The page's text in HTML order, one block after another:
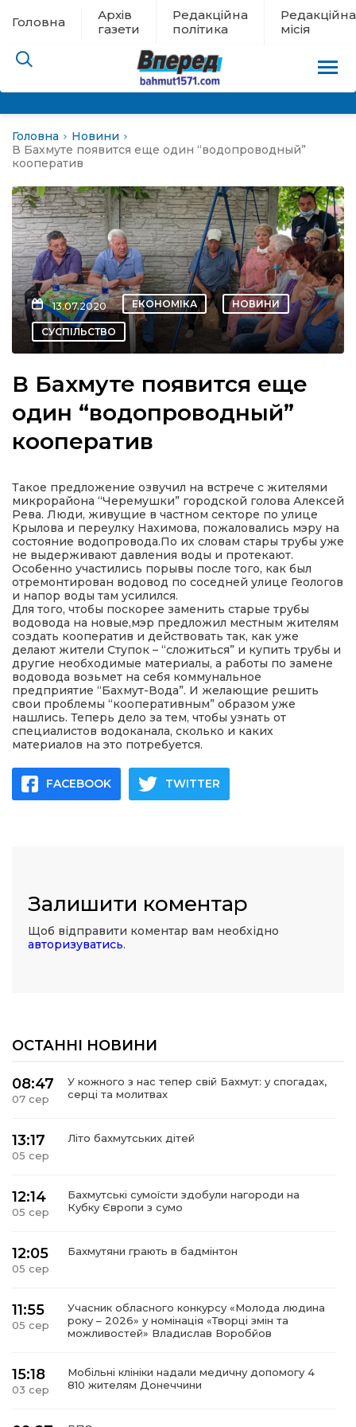
Головна
Архів
газети
Редакційна
політика
Редакційна
місія
евакуації
новини
політика
місія
Головна
Новини
В Бахмуте появится еще один “водопроводный”
кооператив
13.07.2020 ЕКОНОМІКА НОВИНИ
СУСПІЛЬСТВО
В Бахмуте появится еще
один “водопроводный”
кооператив
Такое предложение озвучил на встрече с жителями
микрорайона “Черемушки” городской голова Алексей
Рева. Люди, живущие в частном секторе по улице
Крылова и переулку Нахимова, пожаловались мэру на
состояние водопровода.По их словам стары трубы уже
не выдерживают давления воды и протекают.
Особенно участились порывы после того, как был
отремонтирован водовод по соседней улице Геологов
и напор воды там усилился.
Для того, чтобы поскорее заменить старые трубы
водовода на новые,мэр предложил местным жителям
создать кооператив и действовать так, как уже
делают жители Ступок – “сложиться” и купить трубы и
другие необходимые материалы, а работы по замене
водовода возьмет на себя коммунальное
предприятие “Бахмут-Вода”. И желающие решить
свои проблемы “кооперативным” образом уже
нашлись. Теперь дело за тем, чтобы узнать от
специалистов водоканала, сколько и каких
материалов на это потребуется.
FACEBOOK TWITTER
Залишити коментар
Щоб відправити коментар вам необхідно
авторизуватись.
ОСТАННІ НОВИНИ
08:47
07 сер
У кожного з нас тепер свій Бахмут: у спогадах,
серці та молитвах
13:17
05 сер
Літо бахмутських дітей
12:14
05 сер
Бахмутські сумоїсти здобули нагороди на
Кубку Європи з сумо
12:05
05 сер
Бахмутяни грають в бадмінтон
11:55
05 сер
Учасник обласного конкурсу «Молода людина
року – 2026» у номінація «Творці змін та
можливостей» Владислав Воробйов
15:18
03 сер
Мобільні клініки надали медичну допомогу 4
810 жителям Донеччини